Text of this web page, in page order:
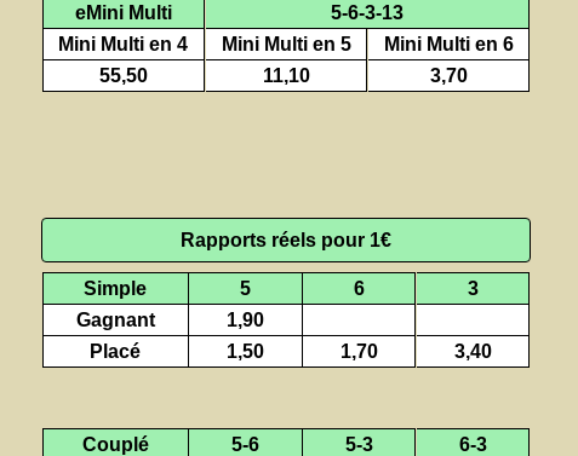
eMini Multi
5-6-3-13
Mini Multi en 4
Mini Multi en 5
Mini Multi en 6
55,50
11,10 3,70
Rapports réels pour 1€
Simple 5 6
3
Gagnant
1,90
Placé
1,50 1,70 3,40
Couplé 5-6 5-3
6-3